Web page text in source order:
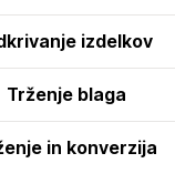
izdelkov
Trženje blaga
in konverzija